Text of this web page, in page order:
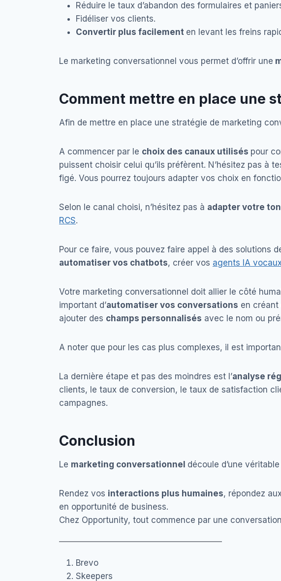
Réduire le taux d’abandon des formulaires et
Fidéliser vos clients.
Convertir plus facilement en levant les freins
Le marketing conversationnel vous permet d’offrir une
Comment mettre en place une
Afin de mettre en place une stratégie de marketing
A commencer par le choix des canaux utilisés pour
puissent choisir celui qu’ils préfèrent. N’hésitez pas à
figé. Vous pourrez toujours adapter vos choix en
Selon le canal choisi, n’hésitez pas à adapter votre ton
RCS.
Pour ce faire, vous pouvez faire appel à des solutions
automatiser vos chatbots, créer vos agents IA
Votre marketing conversationnel doit allier le côté
important d’automatiser vos conversations en créant
ajouter des champs personnalisés avec le nom ou
A noter que pour les cas plus complexes, il est
La dernière étape et pas des moindres est l’analyse
clients, le taux de conversion, le taux de satisfaction
campagnes.
Conclusion
Le marketing conversationnel découle d’une
Rendez vos interactions plus humaines, répondez
en opportunité de business.
Chez Opportunity, tout commence par une
Brevo
Skeepers